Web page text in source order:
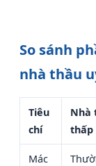
So sánh
nhà thầu
Tiêu
chí
Nhà
thấp
Mác